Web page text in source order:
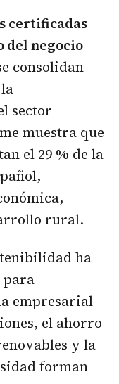
certificadas
del negocio
consolidan
sector
muestra que
el 29 % de la
rural.
ha
para
empresarial
el ahorro
y la
forman